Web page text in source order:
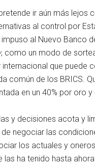
ir aún más lejos
al control por
al Nuevo Banco
, como un modo de
que puede
común de los BRICS.
en un 40% por oro
y decisiones acota y
negociar las
los actuales y
las ha tenido hasta